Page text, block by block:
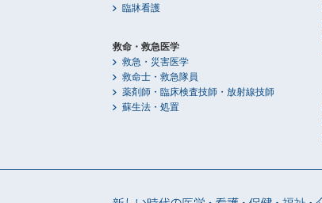
臨牀看護
救命・救急医学
救急・災害医学
救命士・救急隊員
薬剤師・臨床検査技師・放射線技師
蘇生法・処置